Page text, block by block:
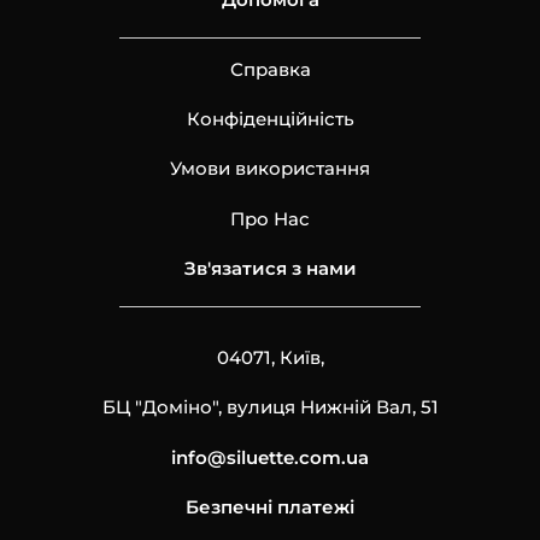
Справка
Конфіденційність
Умови використання
Про Нас
Зв'язатися з нами
04071, Київ,
БЦ "Доміно", вулиця Нижній Вал, 51
info@siluette.com.ua
Безпечні платежі